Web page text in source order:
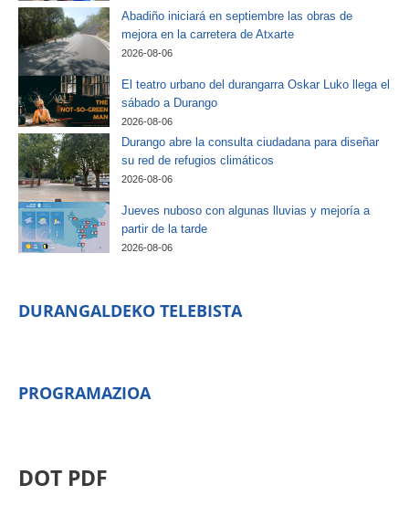
Abadiño iniciará en septiembre las obras de
mejora en la carretera de Atxarte
2026-08-06
El teatro urbano del durangarra Oskar Luko llega el
sábado a Durango
2026-08-06
Durango abre la consulta ciudadana para diseñar
su red de refugios climáticos
2026-08-06
Jueves nuboso con algunas lluvias y mejoría a
partir de la tarde
2026-08-06
DURANGALDEKO TELEBISTA
PROGRAMAZIOA
DOT PDF